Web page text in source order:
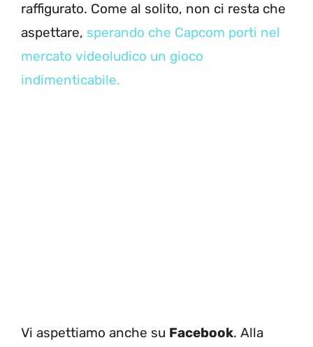
raffigurato. Come al solito, non ci resta che
aspettare, sperando che Capcom porti nel
mercato videoludico un gioco
indimenticabile.
Vi aspettiamo anche su Facebook. Alla